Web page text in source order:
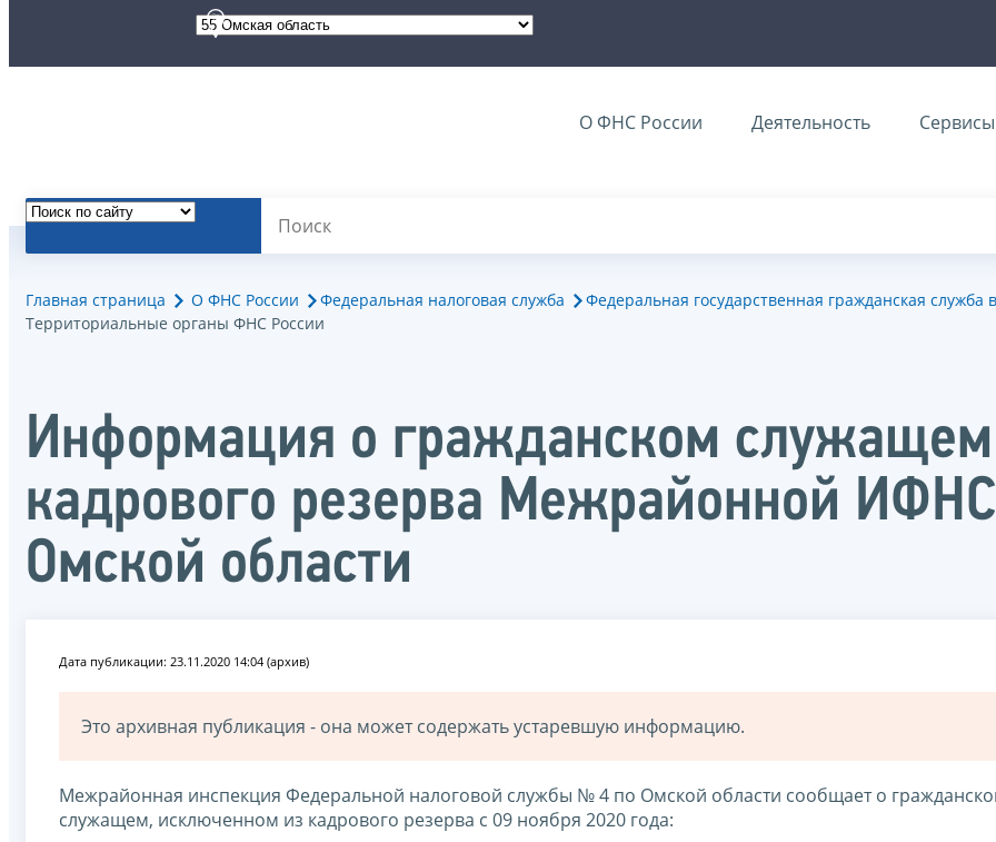
О ФНС России Деятельность Сервисы
Главная страница О ФНС России Федеральная налоговая служба
Федеральная государственная гражданская служба
Территориальные органы ФНС России
Информация о гражданском
кадрового резерва Межрайонной
Омской области
Дата публикации: 23.11.2020 14:04 (архив)
Это архивная публикация - она может содержать устаревшую информацию.
Межрайонная инспекция Федеральной налоговой службы № 4 по Омской области сообщает о
служащем, исключенном из кадрового резерва с 09 ноября 2020 года: